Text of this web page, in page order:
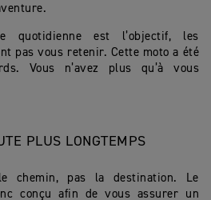
quotidienne est l’objectif, les
pas vous retenir. Cette moto a été
Vous n’avez plus qu’à vous
PLUS LONGTEMPS
chemin, pas la destination. Le
conçu afin de vous assurer un